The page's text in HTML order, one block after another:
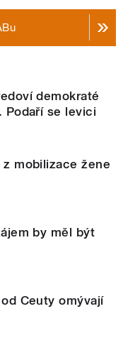
demokraté
Podaří se levici
mobilizace žene
by měl být
Ceuty omývají